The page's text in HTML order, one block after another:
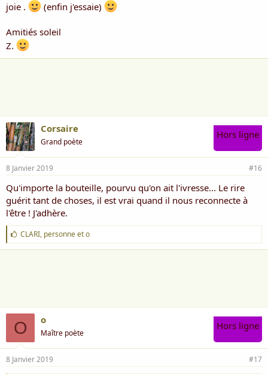
joie .
(enfin j'essaie)
Amitiés soleil
Z.
Corsaire
Grand poète
Hors ligne
8 Janvier 2019 #16
Qu'importe la bouteille, pourvu qu'on ait l'ivresse... Le rire
guérit tant de choses, il est vrai quand il nous reconnecte à
l'être ! J'adhère.
J
'
a
CLARI, personneeto
O o
Maître poète
Hors ligne
8 Janvier 2019 #17